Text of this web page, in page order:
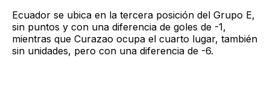
Ecuador se ubica en la tercera posición del Grupo E,
sin puntos y con una diferencia de goles de -1,
mientras que Curazao ocupa el cuarto lugar, también
sin unidades, pero con una diferencia de -6.